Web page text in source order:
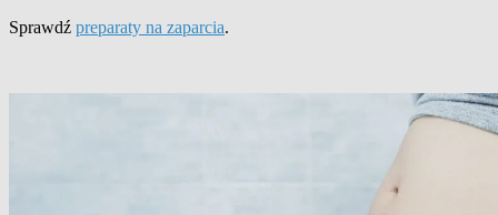
Sprawdź preparaty na zaparcia.